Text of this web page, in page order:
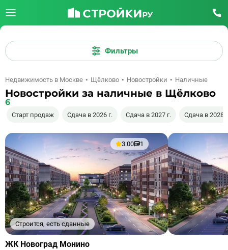
Фильтры
Недвижимость в Москве Щёлково Новостройки Наличные
Новостройки за наличные в Щёлково
6
Старт продаж Сдача в 2026 г. Сдача в 2027 г. Сдача в 2028
Строится, есть сданные
3.00 1
Ссылка
ЖК Новоград Монино